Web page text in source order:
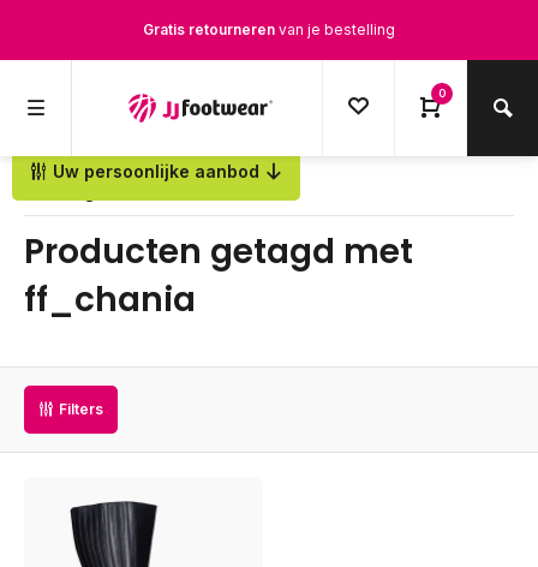
Gratis retourneren van je bestelling
0
Uw persoonlijke aanbod
Producten getagd met
ff_chania
Filters